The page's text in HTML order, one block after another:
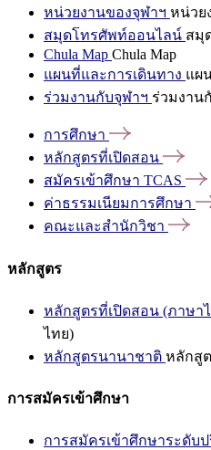
หน่วยงานของจุฬาฯ หน่วย
สมุดโทรศัพท์ออนไลน์ สมุ
Chula Map Chula Map
แผนที่และการเดินทาง แผ
ร่วมงานกับจุฬาฯ ร่วมงาน
การศึกษา
หลักสูตรที่เปิดสอน
สมัครเข้าศึกษา TCAS
ค่าธรรมเนียมการศึกษา
คณะและสำนักวิชา
หลักสูตร
หลักสูตรที่เปิดสอน (ภาษา
ไทย)
หลักสูตรนานาชาติ หลักสู
การสมัครเข้าศึกษา
การสมัครเข้าศึกษาระดั